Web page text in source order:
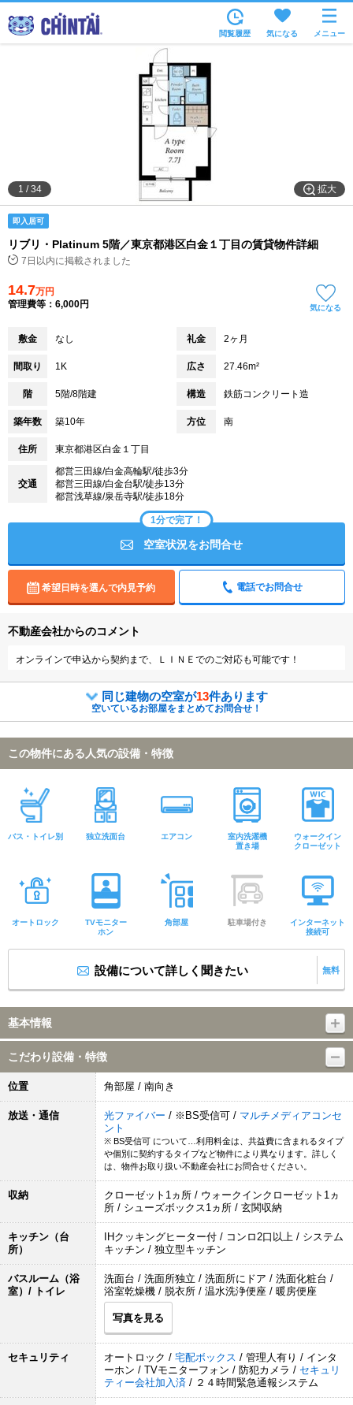
沿線・駅から
住所から
家賃相場から
通勤通学時間から
物件特集から
不動産会社から
閲覧履歴 気になる メニュー
拡大
1 /34
即入居可
リブリ・Platinum 5階／東京都港区白金１丁目の賃貸物件詳細
7日以内に掲載されました
14.7万円
管理費等：6,000円
気になる
敷金 なし 礼金 2ヶ月
間取り 1K 広さ 27.46m²
階 5階/8階建 構造 鉄筋コンクリート造
築年数 築10年 方位 南
住所 東京都港区白金１丁目
交通
都営三田線/白金高輪駅/徒歩3分
都営三田線/白金台駅/徒歩13分
都営浅草線/泉岳寺駅/徒歩18分
1分で完了！
空室状況をお問合せ
希望日時を選んで内見予約 電話でお問合せ
不動産会社からのコメント
オンラインで申込から契約まで、ＬＩＮＥでのご対応も可能です！
同じ建物の空室が13件あります
空いているお部屋をまとめてお問合せ！
この物件にある人気の設備・特徴
バス・トイレ別 独立洗面台 エアコン
室内洗濯機
置き場
ウォークイン
クローゼット
オートロック
TVモニター
ホン
角部屋 駐車場付き
インターネット
接続可
設備について詳しく聞きたい 無料
基本情報
こだわり設備・特徴
位置 角部屋 / 南向き
放送・通信 光ファイバー / ※BS受信可 / マルチメディアコンセ
ント
※ BS受信可 について…利用料金は、共益費に含まれるタイプ
や個別に契約するタイプなど物件により異なります。詳しく
は、物件お取り扱い不動産会社にお問合せください。
収納
クローゼット1ヵ所 / ウォークインクローゼット1ヵ
所 / シューズボックス1ヵ所 / 玄関収納
キッチン（台
所）
IHクッキングヒーター付 / コンロ2口以上 / システム
キッチン / 独立型キッチン
バスルーム（浴
室）/ トイレ
洗面台 / 洗面所独立 / 洗面所にドア / 洗面化粧台 /
浴室乾燥機 / 脱衣所 / 温水洗浄便座 / 暖房便座
写真を見る
セキュリティ オートロック / 宅配ボックス / 管理人有り / インタ
ーホン / TVモニターフォン / 防犯カメラ / セキュリ
ティー会社加入済 / ２４時間緊急通報システム